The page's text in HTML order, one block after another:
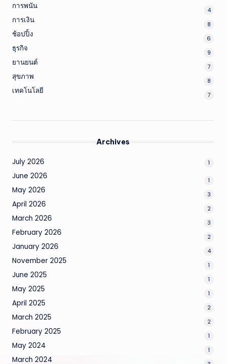
การพนัน 4
การเงิน 8
ช้อปปิ้ง 6
ธุรกิจ 9
ยานยนต์ 7
สุขภาพ 8
เทคโนโลยี 7
Archives
July 2026 1
June 2026 1
May 2026 3
April 2026 2
March 2026 3
February 2026 2
January 2026 4
November 2025 1
June 2025 1
May 2025 1
April 2025 2
March 2025 2
February 2025 1
May 2024 1
March 2024